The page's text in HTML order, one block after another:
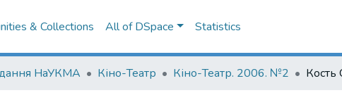
& Collections All of DSpace Statistics
НаУКМА Кіно-Театр Кіно-Театр. 2006. №2